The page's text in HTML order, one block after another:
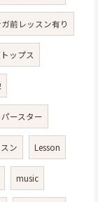
前レッスン有り
ップス
パースター
ン Lesson
music